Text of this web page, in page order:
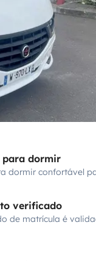
para dormir
dormir confortável
verificado
de matrícula é